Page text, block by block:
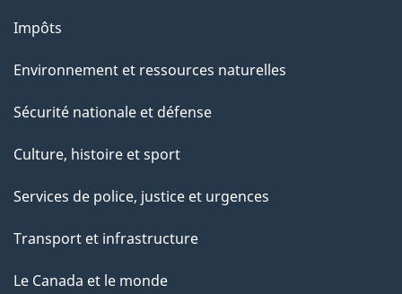
Impôts
Environnement et ressources naturelles
Sécurité nationale et défense
Culture, histoire et sport
Services de police, justice et urgences
Transport et infrastructure
Le Canada et le monde